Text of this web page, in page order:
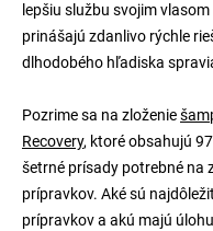
lepšiu službu svojim
prinášajú zdanlivo rýchle
dlhodobého hľadiska
Pozrime sa na zloženie
Recovery, ktoré obsahujú
šetrné prísady potrebné na
prípravkov. Aké sú
prípravkov a akú majú